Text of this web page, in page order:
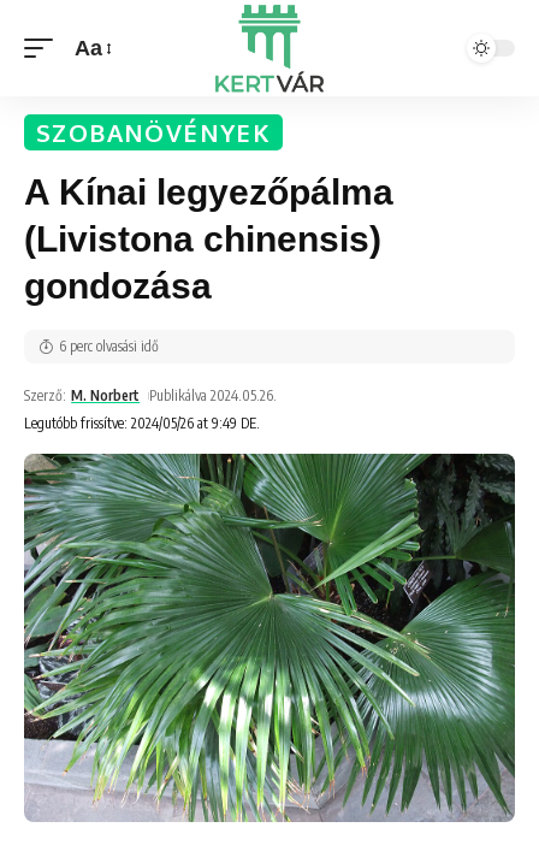
Aa
SZOBANÖVÉNYEK
A Kínai legyezőpálma
(Livistona chinensis)
gondozása
Legutóbb frissítve: 2024/05/26 at 9:49 DE.
Szerző: M. Norbert Publikálva 2024.05.26.
6 perc olvasási idő